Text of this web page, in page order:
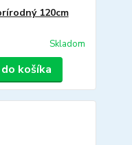
120cm
Skladom
košíka